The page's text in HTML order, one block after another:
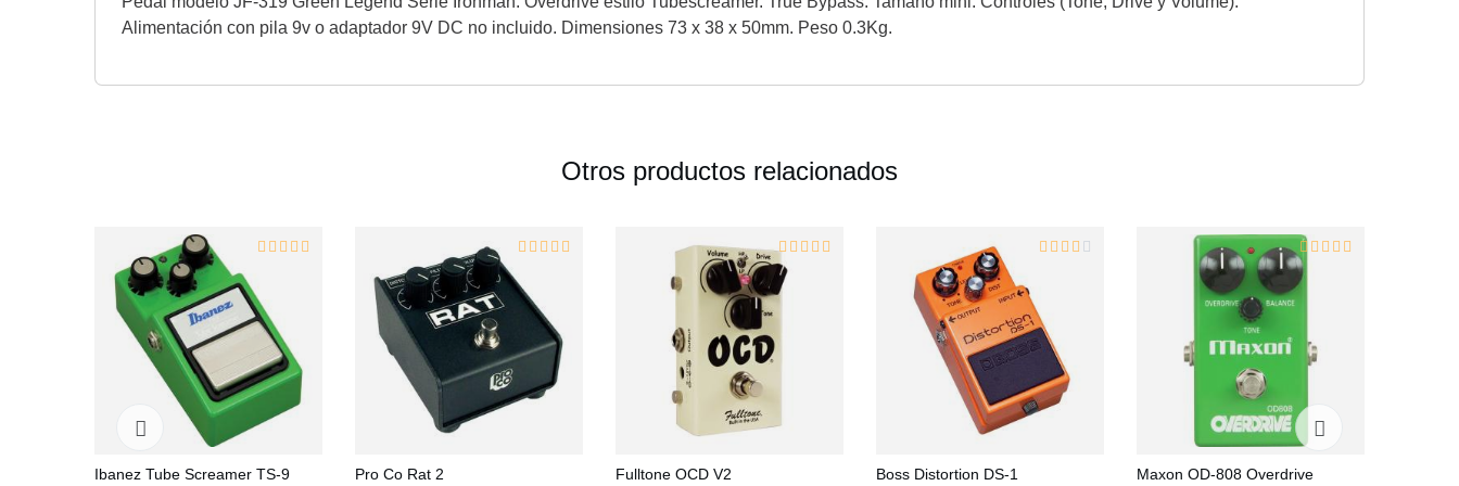
Alimentación con pila 9v o adaptador 9V DC no incluido. Dimensiones 73 x 38 x 50mm. Peso 0.3Kg.
Otros productos relacionados
Ibanez Tube Screamer TS-9 Pro Co Rat 2 Fulltone OCD V2 Boss Distortion DS-1 Maxon OD-808 Overdrive